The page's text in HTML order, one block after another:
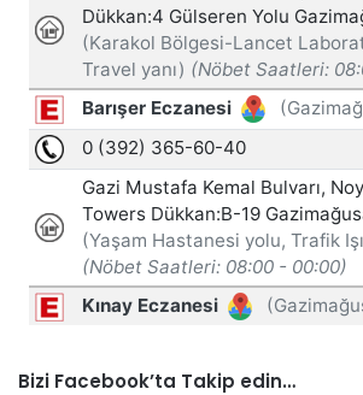
Bizi Facebook’ta Takip edin…